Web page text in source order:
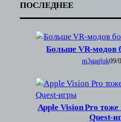
ПОСЛЕДНЕЕ
Больше VR-модов
m3gagluk09/
Apple Vision Pro тоже
Quest-